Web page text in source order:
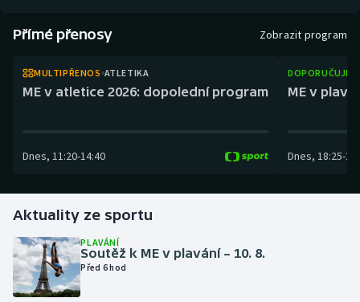
Boby a skeleton
Box
Futsal
Golf
Gymnastika
AZ kvíz
Přímé přenosy Zobrazit program
MULTIPŘENOS ATLETIKA
ME v atletice 2026: dopolední program
Dnes, 11:20-14:40
ME v
Dnes, 18:25-
Aktuality ze sportu
PLAVÁNÍ
Soutěž k ME v plavání – 10. 8.
Před 6 hod